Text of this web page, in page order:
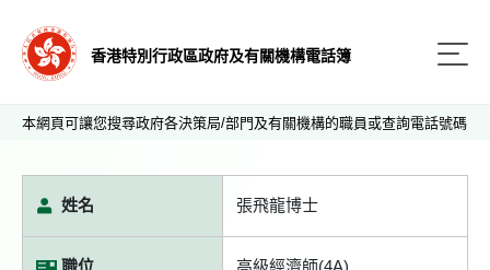
香港特別行政區政府及有關機構電話簿
本網頁可讓您搜尋政府各決策局/部門及有關機構的職員或查詢電話號碼
姓名 張飛龍博士
職位 高級經濟師(4A)